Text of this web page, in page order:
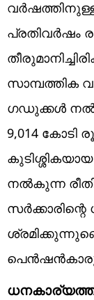
പ്രതിവർഷം
സാമ്പത്തിക
ഗഡുക്കൾ
9,014 കോടി
കുടിശ്ശികയായ
നൽകുന്ന